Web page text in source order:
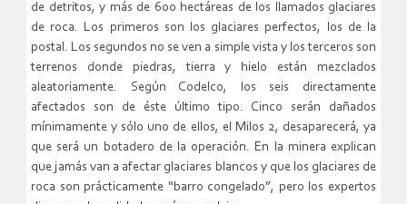
de detritos, y más de 600 hectáreas de los llamados glaciares
de roca. Los primeros son los glaciares perfectos, los de la
postal. Los segundos no se ven a simple vista y los terceros son
terrenos donde piedras, tierra y hielo están mezclados
aleatoriamente. Según Codelco, los seis directamente
afectados son de éste último tipo. Cinco serán dañados
mínimamente y sólo uno de ellos, el Milos 2, desaparecerá, ya
que será un botadero de la operación. En la minera explican
que jamás van a afectar glaciares blancos y que los glaciares de
roca son prácticamente “barro congelado”, pero los expertos